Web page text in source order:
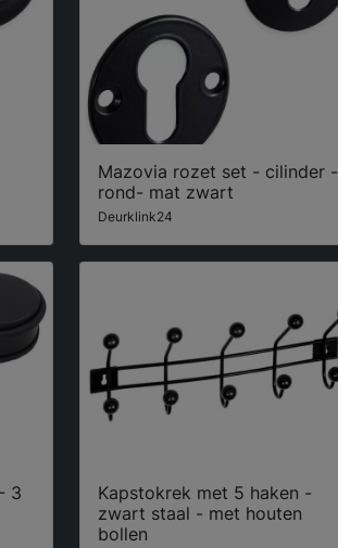
Mazovia rozet set - cilinder -
rond- mat zwart
Deurklink24
3
Kapstokrek met 5 haken -
zwart staal - met houten
bollen